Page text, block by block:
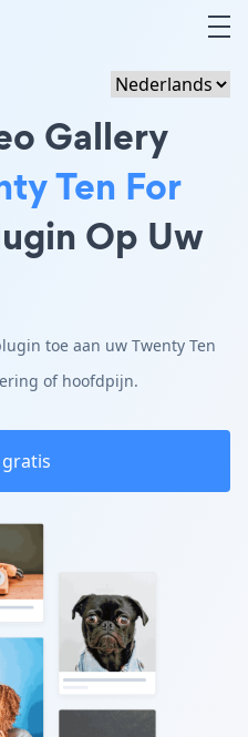
Gallery
Ten For
Op Uw
toe aan uw Twenty Ten
of hoofdpijn.